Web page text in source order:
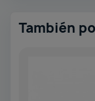
También